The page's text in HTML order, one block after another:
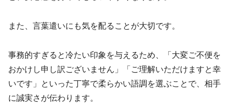
また、言葉遣いにも気を配ることが大切です。
事務的すぎると冷たい印象を与えるため、「大変ご不便を
おかけし申し訳ございません」「ご理解いただけますと幸
いです」といった丁寧で柔らかい語調を選ぶことで、相手
に誠実さが伝わります。